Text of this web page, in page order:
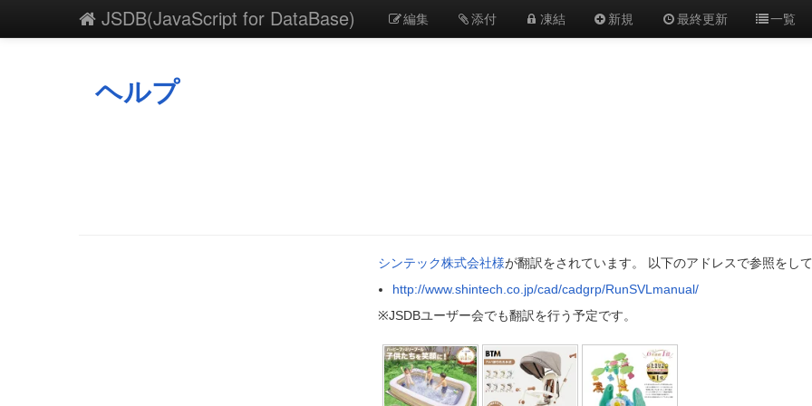
JSDB(JavaScript for DataBase) 編集 添付 凍結 新規 最終更新 一覧
ヘルプ
シンテック株式会社様が翻訳をされています。 以下のアドレスで参照をして
http://www.shintech.co.jp/cad/cadgrp/RunSVLmanual/
※JSDBユーザー会でも翻訳を行う予定です。